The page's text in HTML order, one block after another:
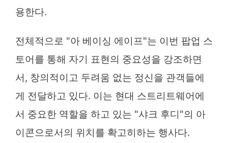
용한다.
전체적으로 "아 베이싱 에이프"는 이번 팝업 스
토어를 통해 자기 표현의 중요성을 강조하면
서, 창의적이고 두려움 없는 정신을 관객들에
게 전달하고 있다. 이는 현대 스트리트웨어에
서 중요한 역할을 하고 있는 "샤크 후디"의 아
이콘으로서의 위치를 확고히하는 행사다.